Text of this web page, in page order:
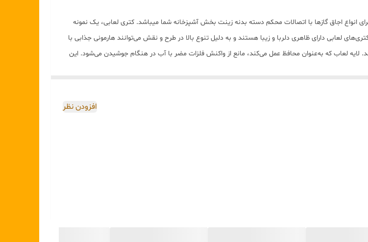
انواع اجاق گازها با اتصالات محکم دسته بدنه زینت بخش آشپزخانه شما میباشد. کتری لعابی، یک نمونه
لعابی دارای ظاهری دلربا و زیبا هستند و به دلیل تنوع بالا در طرح و نقش می‌توانند هارمونی جذابی با
لایه لعاب که به‌عنوان محافظ عمل می‌کند، مانع از واکنش فلزات مضر با آب در هنگام جوشیدن می‌شود. این
افزودن نظر